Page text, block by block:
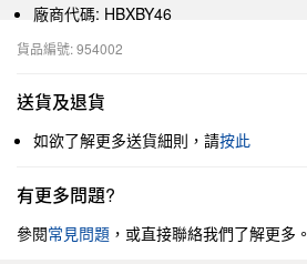
廠商代碼: HBXBY46
貨品編號: 954002
送貨及退貨
如欲了解更多送貨細則，請按此
有更多問題?
參閱常見問題 ，或直接聯絡我們了解更多。